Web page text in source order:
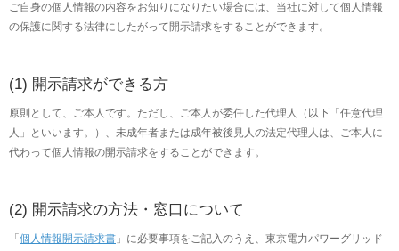
ご自身の個人情報の内容をお知りになりたい場合には、当社に対して個人情報
の保護に関する法律にしたがって開示請求をすることができます。
(1) 開示請求ができる方
原則として、ご本人です。ただし、ご本人が委任した代理人（以下「任意代理
人」といいます。）、未成年者または成年被後見人の法定代理人は、ご本人に
代わって個人情報の開示請求をすることができます。
(2) 開示請求の方法・窓口について
「 個人情報開示請求書 」に必要事項をご記入のうえ、東京電力パワーグリッド